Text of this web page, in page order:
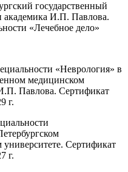
государственный
академика И.П. Павлова.
«Лечебное дело»
«Неврология» в
медицинском
Павлова. Сертификат
г.
университете. Сертификат
г.